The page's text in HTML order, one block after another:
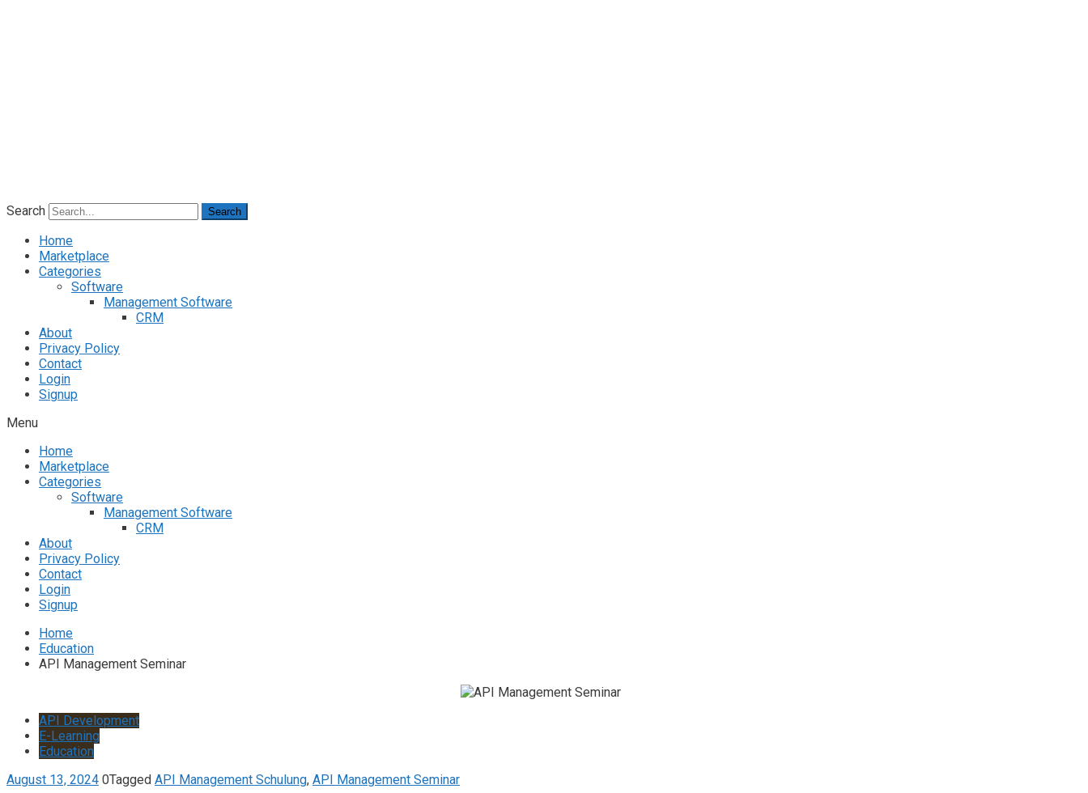
Search Search
Home
Marketplace
Categories
Software
Management Software
CRM
About
Privacy Policy
Contact
Login
Signup
Menu
Home
Marketplace
Categories
Software
Management Software
CRM
About
Privacy Policy
Contact
Login
Signup
Home
Education
API Management Seminar
API Development
E-Learning
Education
August 13, 2024 0Tagged API Management Schulung, API Management Seminar